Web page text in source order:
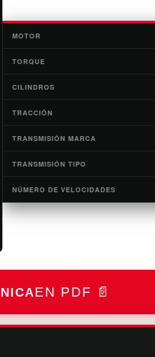
MOTOR
TORQUE
CILINDROS
TRACCIÓN
TRANSMISIÓN MARCA
TRANSMISIÓN TIPO
NÚMERO DE VELOCIDADES